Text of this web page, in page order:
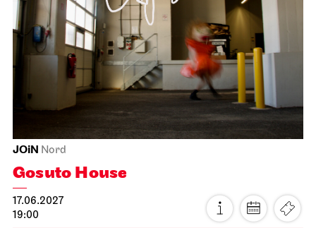
Schauspiel Stuttgart Schauspielhaus
26/27 Repertoire Analysis
16.06.2027
Thu, 17.06.2027